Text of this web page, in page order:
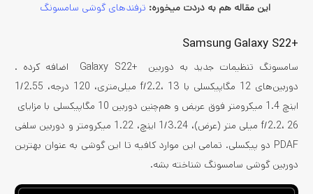
این مقاله هم به دردت میخوره: ترفند‌های گوشی سامسونگ
+Samsung Galaxy S22
سامسونگ تنظیمات جدید به دوربین +Galaxy S22 اضافه کرده .
دوربین‌های 12 مگاپیکسلی با f/2.2، 13 میلی‌متری، 120 درجه، 1/2.55
اینچ 1.4 میکرومتر فوق عریض و هم‌چنین دوربین 10 مگاپیکسلی با مزایای
f/2.2، 26 میلی متر (عرض)، 1/3.24 اینچ، 1.22 میکرومتر و دوربین سلفی
PDAF دو پیکسلی. تمامی این موارد کافیه تا این گوشی به عنوان بهترین
دوربین گوشی سامسونگ شناخته بشه.